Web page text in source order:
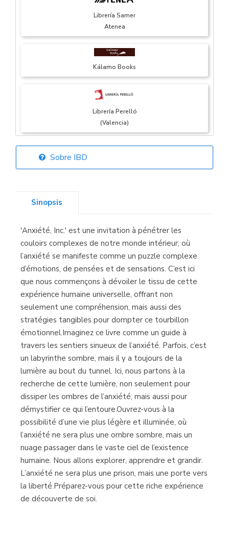
Librería Samer
Atenea
Kálamo Books
Librería Perelló
(Valencia)
Librería Elías
Librería Kolima
(Madrid)
Librería Proteo
(Málaga)
Sobre IBD
Sinopsis
'Anxiété, Inc.' est une invitation à pénétrer les
couloirs complexes de notre monde intérieur, où
l’anxiété se manifeste comme un puzzle complexe
d’émotions, de pensées et de sensations. C’est ici
que nous commençons à dévoiler le tissu de cette
expérience humaine universelle, offrant non
seulement une compréhension, mais aussi des
stratégies tangibles pour dompter ce tourbillon
émotionnel.Imaginez ce livre comme un guide à
travers les sentiers sinueux de l’anxiété. Parfois, c’est
un labyrinthe sombre, mais il y a toujours de la
lumière au bout du tunnel. Ici, nous partons à la
recherche de cette lumière, non seulement pour
dissiper les ombres de l’anxiété, mais aussi pour
démystifier ce qui l’entoure.Ouvrez-vous à la
possibilité d’une vie plus légère et illuminée, où
l’anxiété ne sera plus une ombre sombre, mais un
nuage passager dans le vaste ciel de l’existence
humaine. Nous allons explorer, apprendre et grandir.
L’anxiété ne sera plus une prison, mais une porte vers
la liberté.Préparez-vous pour cette riche expérience
de découverte de soi.